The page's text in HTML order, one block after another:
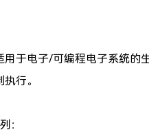
用于电子/可编程电子系统的
行。
：